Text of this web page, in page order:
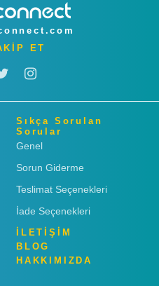
ET
Sıkça Sorulan
Sorular
Genel
Sorun Giderme
Teslimat Seçenekleri
İade Seçenekleri
İLETİŞİM
BLOG
HAKKIMIZDA